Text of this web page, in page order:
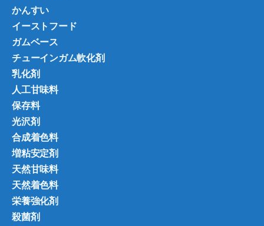
かんすい
イーストフード
ガムベース
チューインガム軟化剤
乳化剤
人工甘味料
保存料
光沢剤
合成着色料
増粘安定剤
天然甘味料
天然着色料
栄養強化剤
殺菌剤